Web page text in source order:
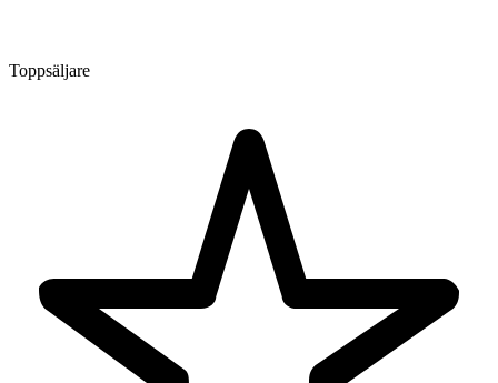
Toppsäljare